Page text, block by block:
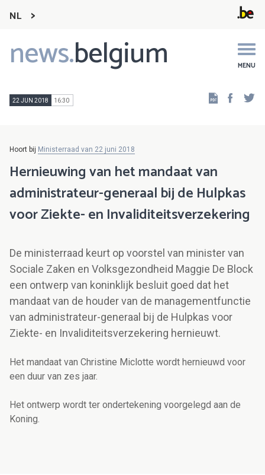
NL
news.belgium MENU
Main
navigation
22 JUN 2018 16:30
Hoort bij Ministerraad van 22 juni 2018
Hernieuwing van het mandaat van
administrateur-generaal bij de Hulpkas
voor Ziekte- en Invaliditeitsverzekering
De ministerraad keurt op voorstel van minister van
Sociale Zaken en Volksgezondheid Maggie De Block
een ontwerp van koninklijk besluit goed dat het
mandaat van de houder van de managementfunctie
van administrateur-generaal bij de Hulpkas voor
Ziekte- en Invaliditeitsverzekering hernieuwt.
Het mandaat van Christine Miclotte wordt hernieuwd voor
een duur van zes jaar.
Het ontwerp wordt ter ondertekening voorgelegd aan de
Koning.